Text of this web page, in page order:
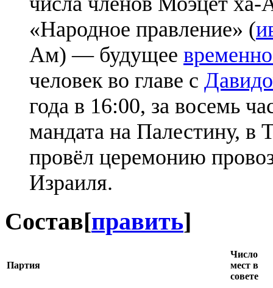
«Народное правление» (
Ам) — будущее
человек во главе с
года в 16:00, за восемь
мандата на Палестину, в
провёл церемонию
Израиля.
Состав[править]
Партия
Число
мест в
совете